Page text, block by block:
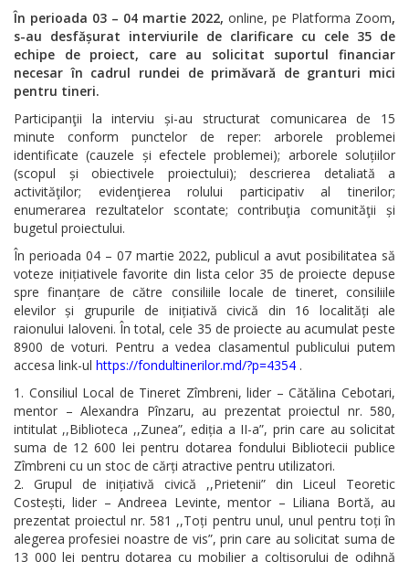
În perioada 03 – 04 martie 2022, online, pe Platforma Zoom,
s-au desfășurat interviurile de clarificare cu cele 35 de
echipe de proiect, care au solicitat suportul financiar
necesar în cadrul rundei de primăvară de granturi mici
pentru tineri.
Participanţii la interviu și-au structurat comunicarea de 15
minute conform punctelor de reper: arborele problemei
identificate (cauzele și efectele problemei); arborele soluțiilor
(scopul și obiectivele proiectului); descrierea detaliată a
activităţilor; evidenţierea rolului participativ al tinerilor;
enumerarea rezultatelor scontate; contribuţia comunităţii și
bugetul proiectului.
În perioada 04 – 07 martie 2022, publicul a avut posibilitatea să
voteze inițiativele favorite din lista celor 35 de proiecte depuse
spre finanțare de către consiliile locale de tineret, consiliile
elevilor și grupurile de inițiativă civică din 16 localități ale
raionului Ialoveni. În total, cele 35 de proiecte au acumulat peste
8900 de voturi. Pentru a vedea clasamentul publicului putem
accesa link-ul https://fondultinerilor.md/?p=4354 .
Consiliul Local de Tineret Zîmbreni, lider – Cătălina Cebotari,
mentor – Alexandra Pînzaru, au prezentat proiectul nr. 580,
intitulat ,,Biblioteca ,,Zunea”, ediția a II-a”, prin care au solicitat
suma de 12 600 lei pentru dotarea fondului Bibliotecii publice
Zîmbreni cu un stoc de cărți atractive pentru utilizatori.
Grupul de inițiativă civică ,,Prietenii” din Liceul Teoretic
Costești, lider – Andreea Levinte, mentor – Liliana Bortă, au
prezentat proiectul nr. 581 ,,Toți pentru unul, unul pentru toți în
alegerea profesiei noastre de vis”, prin care au solicitat suma de
13 000 lei pentru dotarea cu mobilier a colțișorului de odihnă